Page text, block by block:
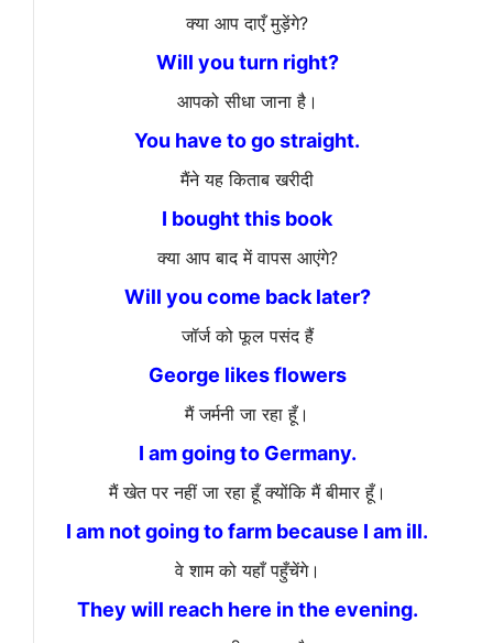
क्या आप दाएँ मुड़ेंगे?
Will you turn right?
आपको सीधा जाना है।
You have to go straight.
मैंने यह किताब खरीदी
I bought this book
क्या आप बाद में वापस आएंगे?
Will you come back later?
जॉर्ज को फूल पसंद हैं
George likes flowers
मैं जर्मनी जा रहा हूँ।
I am going to Germany.
मैं खेत पर नहीं जा रहा हूँ क्योंकि मैं बीमार हूँ।
I am not going to farm because I am ill.
वे शाम को यहाँ पहुँचेंगे।
They will reach here in the evening.